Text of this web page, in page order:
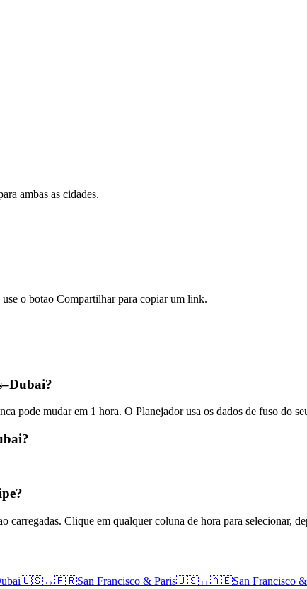
ambas as cidades.
o botao Compartilhar para copiar um link.
pode mudar em 1 hora. O Planejador usa os dados de fuso do
carregadas. Clique em qualquer coluna de hora para
🇺🇸↔🇫🇷San Francisco & Paris🇺🇸↔🇦🇪San Francisco &